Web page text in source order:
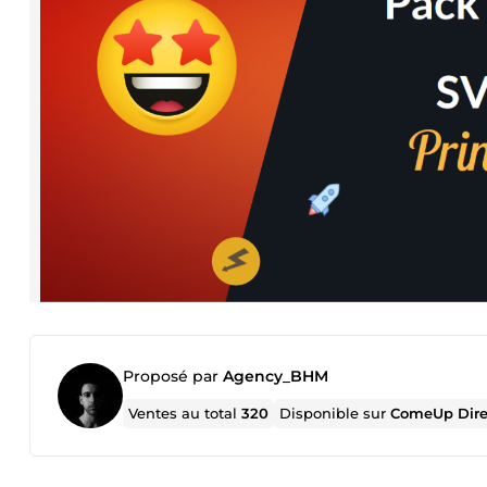
Proposé par Agency_BHM
Ventes au total320 Disponible surComeUp